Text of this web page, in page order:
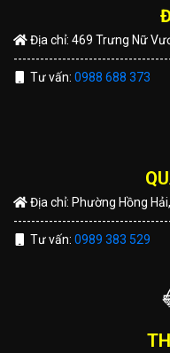
Địa chỉ: 469 Trưng Nữ
Tư vấn: 0988 688 373
Địa chỉ: Phường Hồng
Tư vấn: 0989 383 529